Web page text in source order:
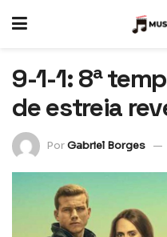
9-1-1: 8ª
de estreia
PorGabriel Borges